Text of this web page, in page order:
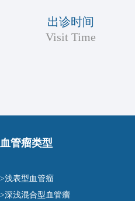
出诊时间
Visit Time
血管瘤类型
>浅表型血管瘤
>深浅混合型血管瘤